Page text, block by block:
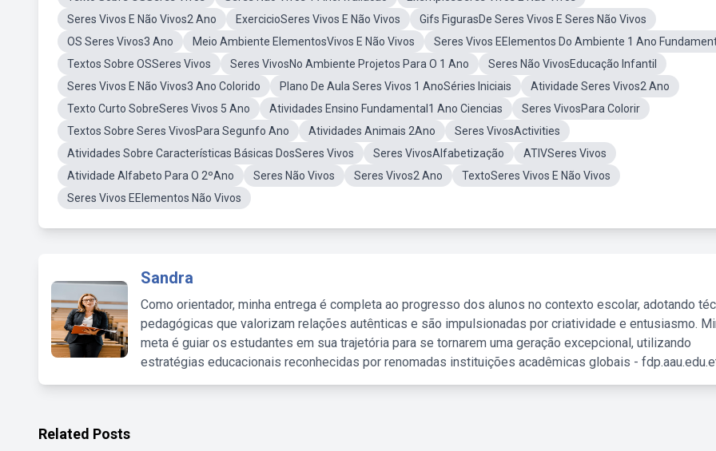
Seres Vivos E Não Vivos2 Ano
ExercicioSeres Vivos E Não Vivos
Gifs FigurasDe Seres Vivos E Seres Não Vivos
OS Seres Vivos3 Ano
Meio Ambiente ElementosVivos E Não Vivos
Seres Vivos EElementos Do Ambiente 1 Ano
Textos Sobre OSSeres Vivos
Seres VivosNo Ambiente Projetos Para O 1 Ano
Seres Não VivosEducação Infantil
Seres Vivos E Não Vivos3 Ano Colorido
Plano De Aula Seres Vivos 1 AnoSéries Iniciais
Atividade Seres Vivos2 Ano
Texto Curto SobreSeres Vivos 5 Ano
Atividades Ensino Fundamental1 Ano Ciencias
Seres VivosPara Colorir
Textos Sobre Seres VivosPara Segunfo Ano
Atividades Animais 2Ano
Seres VivosActivities
Atividades Sobre Características Básicas DosSeres Vivos
Seres VivosAlfabetização
ATIVSeres Vivos
Atividade Alfabeto Para O 2ºAno
Seres Não Vivos Seres Vivos2 Ano
TextoSeres Vivos E Não Vivos
Seres Vivos EElementos Não Vivos
Sandra
Como orientador, minha entrega é completa ao progresso dos alunos no contexto escolar, adotando
pedagógicas que valorizam relações autênticas e são impulsionadas por criatividade e entusiasmo.
meta é guiar os estudantes em sua trajetória para se tornarem uma geração excepcional, utilizando
estratégias educacionais reconhecidas por renomadas instituições acadêmicas globais -
Related Posts